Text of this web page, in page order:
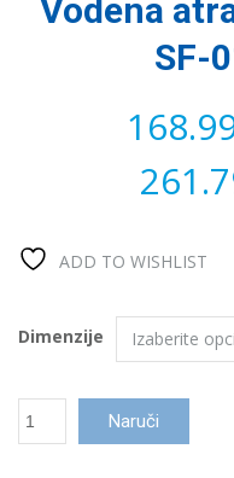
Vodena
SF-
ADD TO WISHLIST
Dimenzije
Vodena
Naruči